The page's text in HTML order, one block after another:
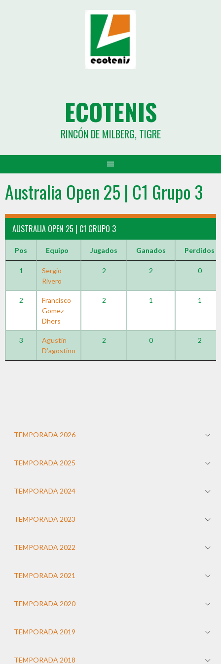
ECOTENIS
RINCÓN DE MILBERG, TIGRE
Australia Open 25 | C1 Grupo 3
AUSTRALIA OPEN 25 | C1 GRUPO 3
Pos Equipo Jugados Ganados Perdidos
1
Sergio
Rivero
2 2 0
2
Francisco
Gomez
Dhers
2 1 1
3
Agustin
D’agostino
2 0 2
TEMPORADA 2026
TEMPORADA 2025
TEMPORADA 2024
TEMPORADA 2023
TEMPORADA 2022
TEMPORADA 2021
TEMPORADA 2020
TEMPORADA 2019
TEMPORADA 2018